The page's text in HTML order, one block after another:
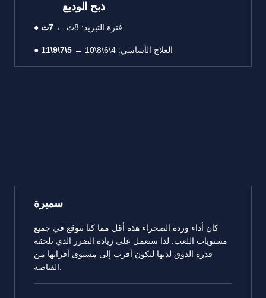
ذبح الوديع
● فترة التبريد: 8ث ←
● العلاج الأساسي: 4\6\8\10 ←
سميرة
كان أداء وردة الصحراء هذه أقل مما كنا نتوقع في جميع
مستويات اللعب. لذا سنعمل على زيادة الضرر الذي تلحقه
قدرة الذوق لديها لتكون أقرب إلى مستوى أقرانها من